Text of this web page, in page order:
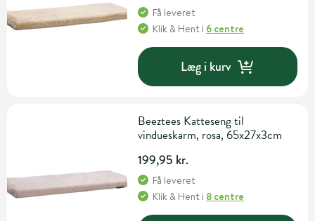
Få leveret
Klik & Hent i 6 centre
Læg i kurv
Beeztees Katteseng til
vindueskarm, rosa, 65x27x3cm
199,95 kr.
Få leveret
Klik & Hent i 8 centre